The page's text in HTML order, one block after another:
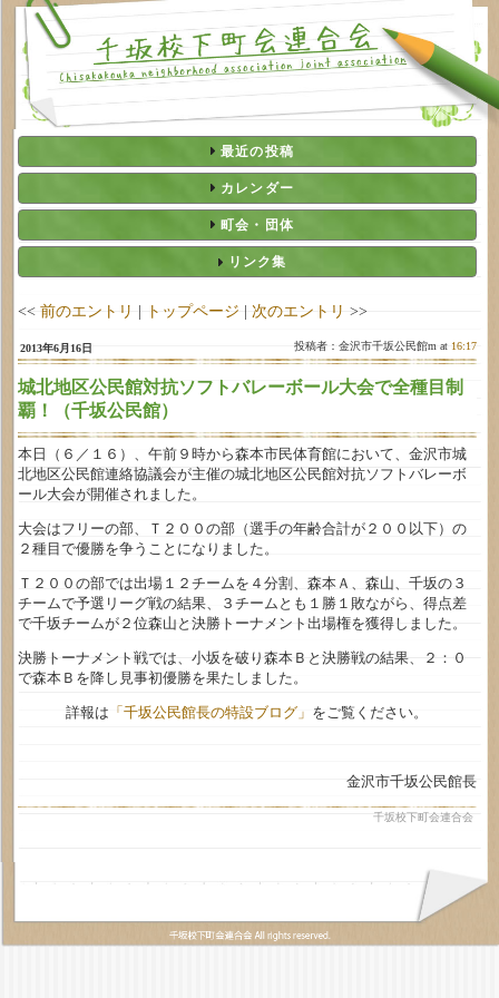
最近の投稿
カレンダー
町会・団体
リンク集
<< 前のエントリ | トップページ | 次のエントリ >>
2013年6月16日 投稿者：金沢市千坂公民館m at 16:17
城北地区公民館対抗ソフトバレーボール大会で全種目制
覇！（千坂公民館）
本日（６／１６）、午前９時から森本市民体育館において、金沢市城
北地区公民館連絡協議会が主催の城北地区公民館対抗ソフトバレーボ
ール大会が開催されました。
大会はフリーの部、Ｔ２００の部（選手の年齢合計が２００以下）の
２種目で優勝を争うことになりました。
Ｔ２００の部では出場１２チームを４分割、森本Ａ、森山、千坂の３
チームで予選リーグ戦の結果、３チームとも１勝１敗ながら、得点差
で千坂チームが２位森山と決勝トーナメント出場権を獲得しました。
決勝トーナメント戦では、小坂を破り森本Ｂと決勝戦の結果、２：０
で森本Ｂを降し見事初優勝を果たしました。
詳報は 「千坂公民館長の特設ブログ」 をご覧ください。
金沢市千坂公民館長
千坂校下町会連合会